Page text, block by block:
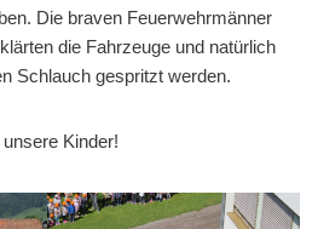
Die braven Feuerwehrmänner
die Fahrzeuge und natürlich
Schlauch gespritzt werden.
Kinder!